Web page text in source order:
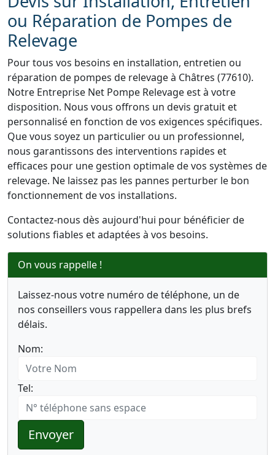
ou Réparation de Pompes de
Relevage
Pour tous vos besoins en installation, entretien ou
réparation de pompes de relevage à Châtres (77610).
Notre Entreprise Net Pompe Relevage est à votre
disposition. Nous vous offrons un devis gratuit et
personnalisé en fonction de vos exigences spécifiques.
Que vous soyez un particulier ou un professionnel,
nous garantissons des interventions rapides et
efficaces pour une gestion optimale de vos systèmes de
relevage. Ne laissez pas les pannes perturber le bon
fonctionnement de vos installations.
Contactez-nous dès aujourd'hui pour bénéficier de
solutions fiables et adaptées à vos besoins.
On vous rappelle !
Laissez-nous votre numéro de téléphone, un de
nos conseillers vous rappellera dans les plus brefs
délais.
Nom:
Tel:
Envoyer